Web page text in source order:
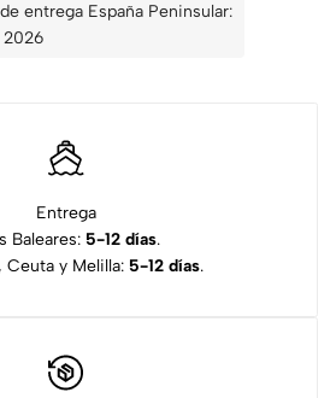
entrega España Peninsular:
2026
Entrega
Baleares: 5-12 días.
Ceuta y Melilla: 5-12 días.